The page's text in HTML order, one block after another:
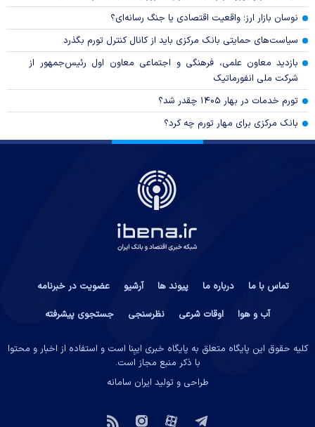
نوسان بازار ارز؛ واقعیت اقتصادی یا جنگ رسانه‌ای؟
سیاست‌های حمایتی بانک مرکزی باید از کانال کنترل تورم بگذرد
بازدید معاون علمی، فرهنگی و اجتماعی معاون اول رئیس‌جمهور از
شرکت ملی انفورماتیک
تورم خدمات در بهار ۱۴۰۵ چقدر شد؟
بانک مرکزی برای مهار تورم چه کرد؟
تماس با ما درباره ما پیوند ها آرشیو
عضویت در خبرنامه
آب و هوا
اوقات شرعی نظرسنجی جستجوی پیشرفته
کلیه حقوق این پایگاه متعلق به پایگاه خبری ایبِنا است و استفاده از اخبار و محتوا
با ذکر منبع مجاز است.
طراحی و تولید ایران سامانه